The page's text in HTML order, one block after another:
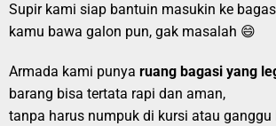
Supir kami siap bantuin masukin ke
kamu bawa galon pun, gak masalah 😄
Armada kami punya ruang bagasi yang
barang bisa tertata rapi dan aman,
tanpa harus numpuk di kursi atau ganggu